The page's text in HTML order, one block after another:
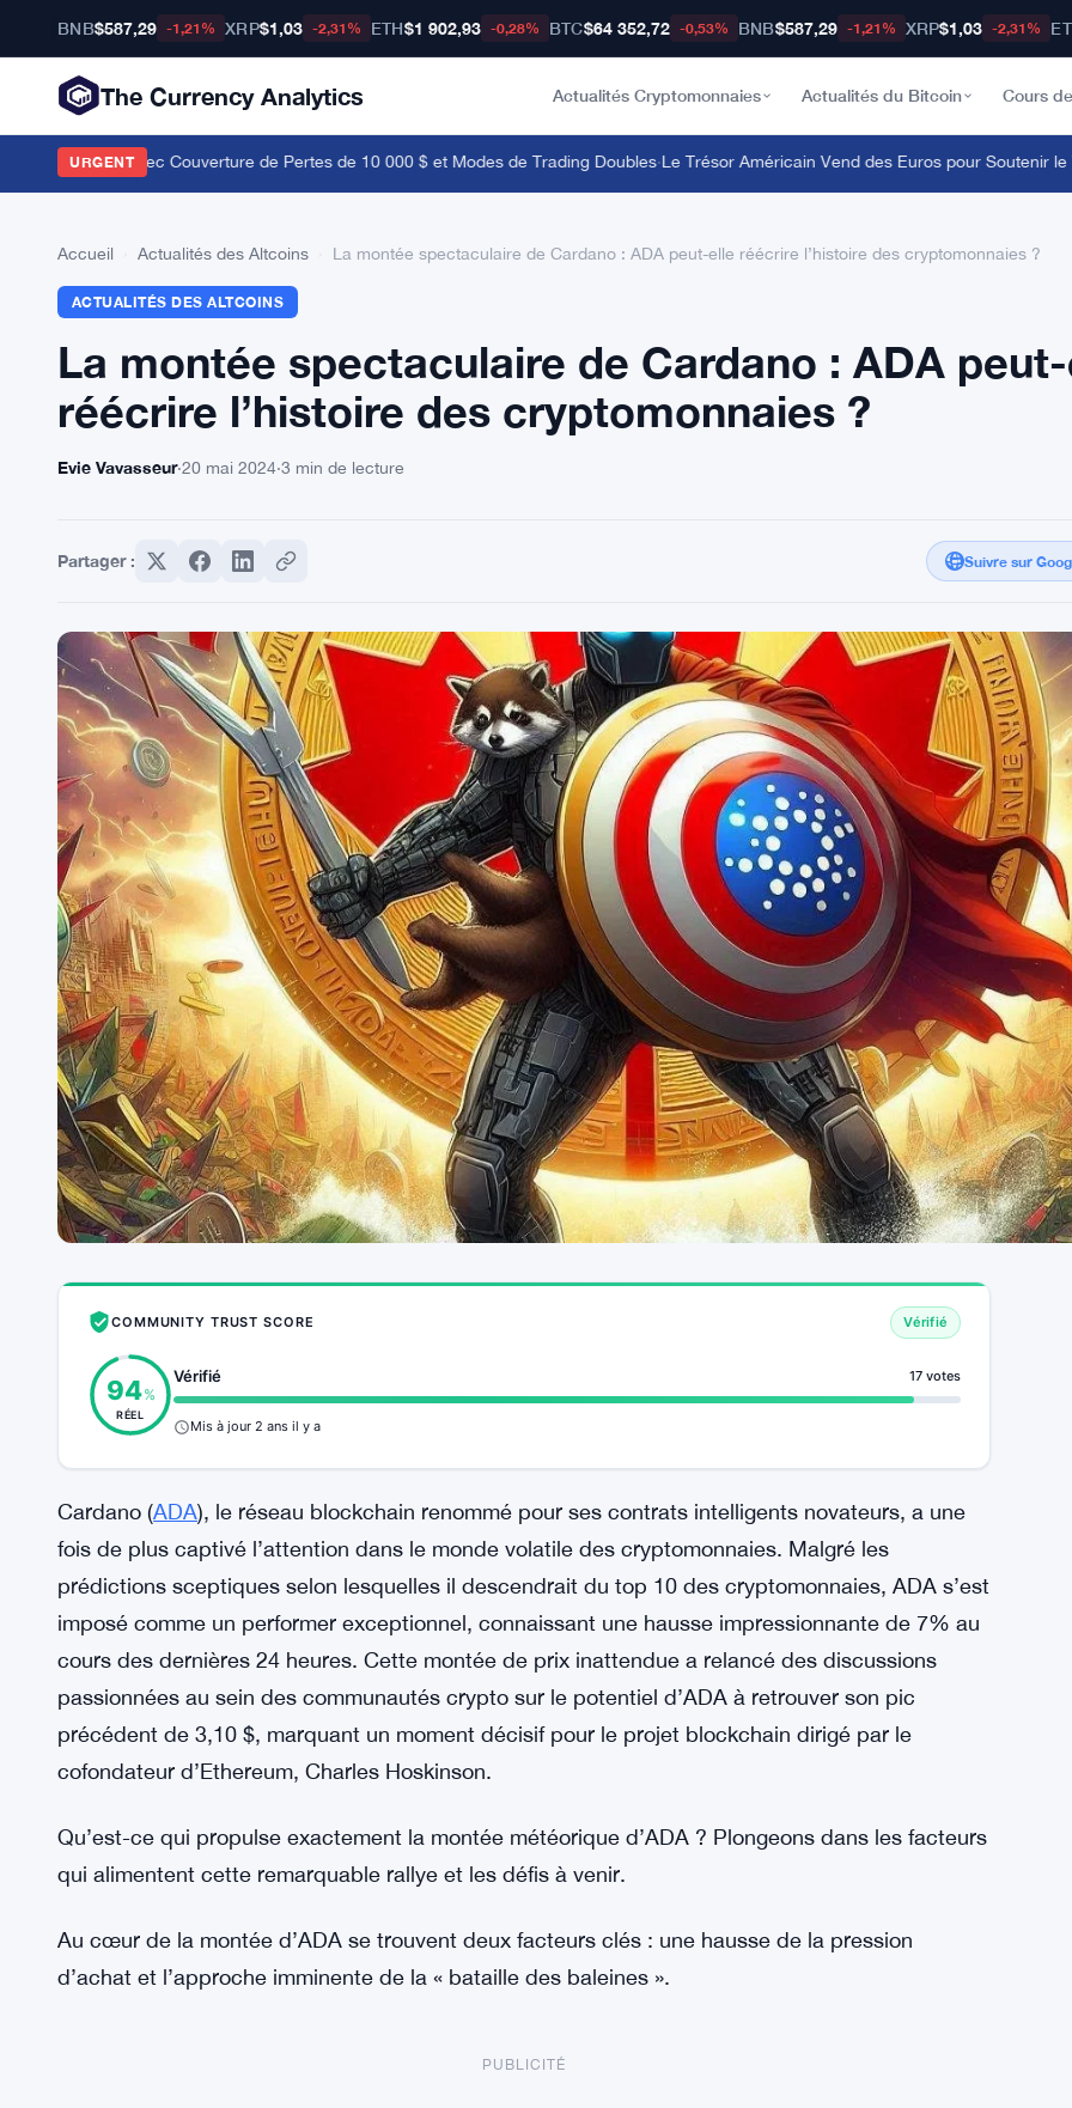
BNB$587,29 -1,21% XRP$1,03 -2,31% ETH$1 902,93 -0,28% BTC$64 352,72 -0,53% BNB$587,29 -1,21% XRP$1,03 -2,31%
The Currency Analytics Actualités Cryptomonnaies Actualités du Bitcoin Cours
URGENT
Lance avec Couverture de Pertes de 10 000 $ et Modes de Trading Doubles·Le Trésor Américain Vend des Euros pour Soutenir le
Accueil Actualités des Altcoins La montée spectaculaire de Cardano : ADA peut-elle réécrire l’histoire des cryptomonnaies ?
ACTUALITÉS DES ALTCOINS
La montée spectaculaire de Cardano : ADA
réécrire l’histoire des cryptomonnaies ?
Evie Vavasseur·20 mai 2024·3 min de lecture
Partager : Suivre sur
COMMUNITY TRUST SCORE Vérifié
94%
RÉEL
Vérifié 17 votes
Mis à jour 2 ans il y a
Cardano (ADA), le réseau blockchain renommé pour ses contrats intelligents novateurs, a une
fois de plus captivé l’attention dans le monde volatile des cryptomonnaies. Malgré les
prédictions sceptiques selon lesquelles il descendrait du top 10 des cryptomonnaies, ADA s’est
imposé comme un performer exceptionnel, connaissant une hausse impressionnante de 7% au
cours des dernières 24 heures. Cette montée de prix inattendue a relancé des discussions
passionnées au sein des communautés crypto sur le potentiel d’ADA à retrouver son pic
précédent de 3,10 $, marquant un moment décisif pour le projet blockchain dirigé par le
cofondateur d’Ethereum, Charles Hoskinson.
Qu’est-ce qui propulse exactement la montée météorique d’ADA ? Plongeons dans les facteurs
qui alimentent cette remarquable rallye et les défis à venir.
Au cœur de la montée d’ADA se trouvent deux facteurs clés : une hausse de la pression
d’achat et l’approche imminente de la « bataille des baleines ».
PUBLICITÉ